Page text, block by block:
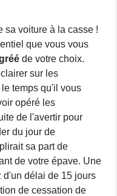
sa voiture à la casse !
que vous vous
de votre choix.
sur les
temps qu'il vous
opéré les
de l'avertir pour
du jour de
sa part de
de votre épave. Une
d'un délai de 15 jours
de cessation de